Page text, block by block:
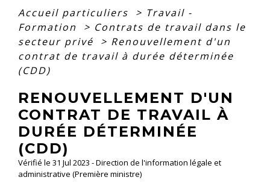
Accueil particuliers > Travail -
Formation
> Contrats de travail dans le
secteur privé
> Renouvellement d'un
contrat de travail à durée déterminée
(CDD)
RENOUVELLEMENT D'UN
CONTRAT DE TRAVAIL À
DURÉE DÉTERMINÉE
(CDD)
Vérifié le 31 Jul 2023 - Direction de l'information légale et
administrative (Première ministre)